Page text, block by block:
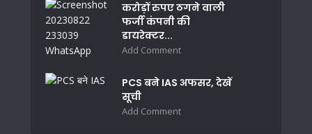
करोड़ों रुपए ठगने वाली
फर्जी कंपनी की
डायरेक्टर...
Add Comment
PCS बने IAS अफसर, देखें
सूची
Add Comment